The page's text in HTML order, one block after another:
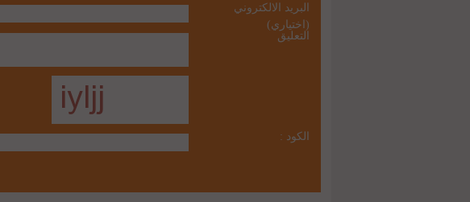
البريد الالكتروني
(اختياري)
التعليق
الكود :